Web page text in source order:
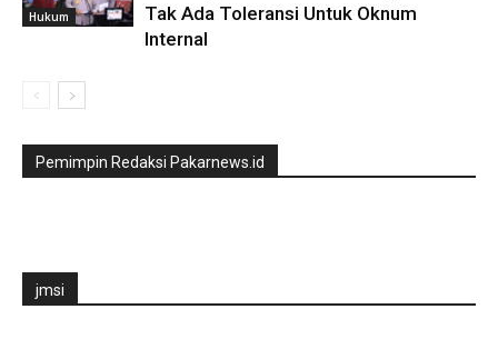
Hukum
Tak Ada Toleransi Untuk Oknum
Internal
Pemimpin Redaksi Pakarnews.id
jmsi